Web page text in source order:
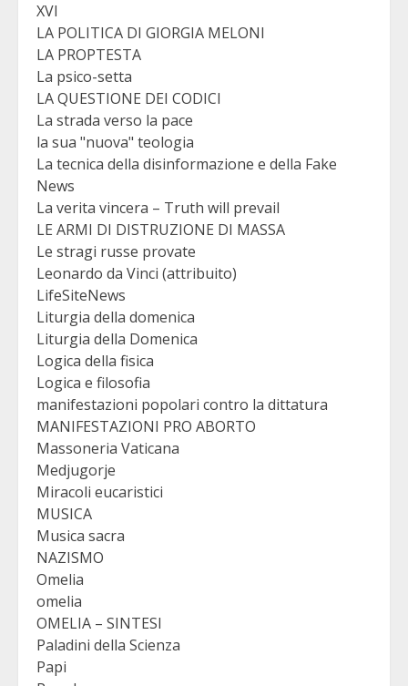
XVI
LA POLITICA DI GIORGIA MELONI
LA PROPTESTA
La psico-setta
LA QUESTIONE DEI CODICI
La strada verso la pace
la sua "nuova" teologia
La tecnica della disinformazione e della Fake
News
La verita vincera – Truth will prevail
LE ARMI DI DISTRUZIONE DI MASSA
Le stragi russe provate
Leonardo da Vinci (attribuito)
LifeSiteNews
Liturgia della domenica
Liturgia della Domenica
Logica della fisica
Logica e filosofia
manifestazioni popolari contro la dittatura
MANIFESTAZIONI PRO ABORTO
Massoneria Vaticana
Medjugorje
Miracoli eucaristici
MUSICA
Musica sacra
NAZISMO
Omelia
omelia
OMELIA – SINTESI
Paladini della Scienza
Papi